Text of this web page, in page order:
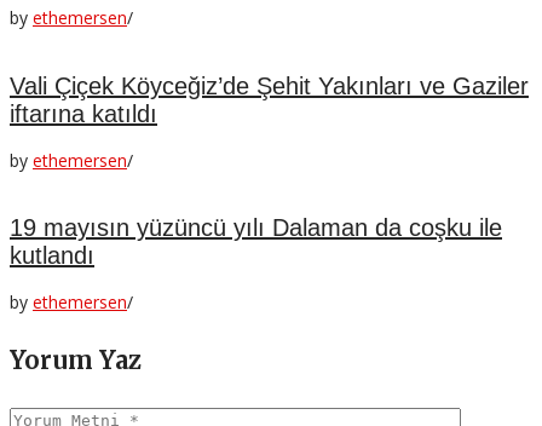
by ethemersen/
Vali Çiçek Köyceğiz’de Şehit Yakınları ve Gaziler
iftarına katıldı
by ethemersen/
19 mayısın yüzüncü yılı Dalaman da coşku ile
kutlandı
by ethemersen/
Yorum Yaz